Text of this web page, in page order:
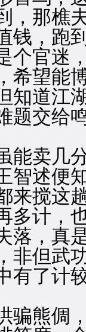
，那樵
钱，跑
官迷，
希望能
知道江
题交给
卖几分
智述便
来搅这
多计，
落，真
但武功
有了计
熊倜，